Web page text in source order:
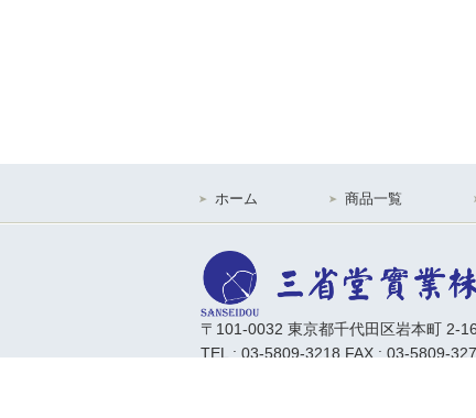
ホーム 商品一覧
〒101-0032 東京都千代田区岩本町 2-
TEL : 03-5809-3218 FAX : 03-5809-